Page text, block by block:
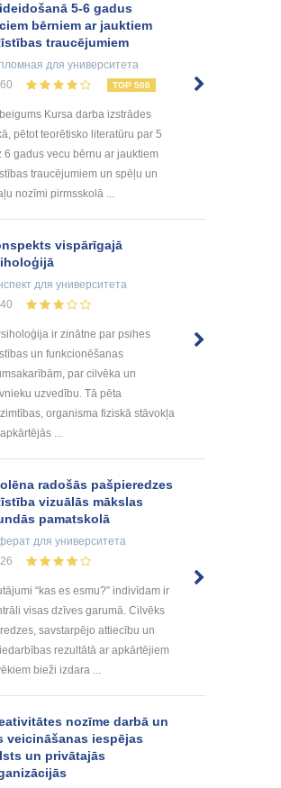
5-6 gadus
bērniem ar jauktiem
traucējumiem
для университета
60
TOP 500
Kursa darba izstrādes
pētot teorētisko literatūru par 5
6 gadus vecu bērnu ar jauktiem
traucējumiem un spēļu un
nozīmi pirmsskolā ...
vispārīgajā
для университета
40
ir zinātne par psihes
un funkcionēšanas
par cilvēka un
uzvedību. Tā pēta
organisma fiziskā stāvokļa
...
radošās pašpieredzes
vizuālās mākslas
pamatskolā
для университета
26
“kas es esmu?” indivīdam ir
visas dzīves garumā. Cilvēks
savstarpējo attiecību un
rezultātā ar apkārtējiem
bieži izdara ...
nozīme darbā un
veicināšanas iespējas
un privātajās